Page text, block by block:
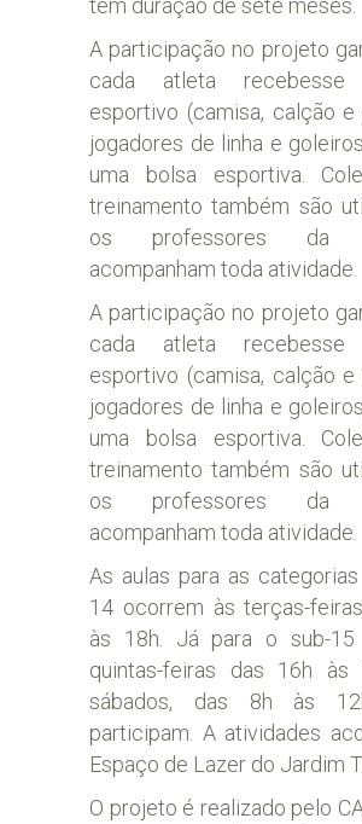
A participação no projeto
cada atleta
esportivo (camisa, calção
jogadores de linha e
uma bolsa esportiva.
treinamento também são
os professores da
acompanham toda atividade.
A participação no projeto
cada atleta
esportivo (camisa, calção
jogadores de linha e
uma bolsa esportiva.
treinamento também são
os professores da
acompanham toda atividade.
As aulas para as
14 ocorrem às terças-
às 18h. Já para o sub-
quintas-feiras das 16h às
sábados, das 8h às
participam. A atividades
Espaço de Lazer do Jardim
O projeto é realizado pelo